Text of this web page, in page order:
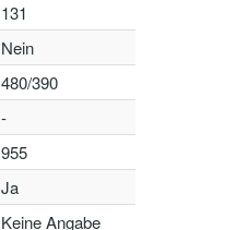
131
Nein
480/390
-
955
Ja
Keine Angabe